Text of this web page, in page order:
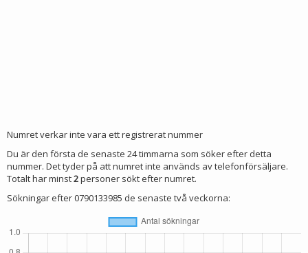
Numret verkar inte vara ett registrerat nummer
Du är den första de senaste 24 timmarna som söker efter detta
nummer. Det tyder på att numret inte används av telefonförsäljare.
Totalt har minst2personer sökt efter numret.
Sökningar efter 0790133985 de senaste två veckorna: